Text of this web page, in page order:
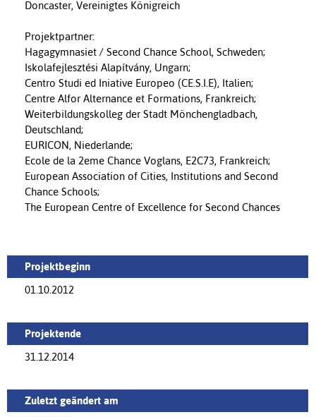
Doncaster, Vereinigtes Königreich
Projektpartner:
Hagagymnasiet / Second Chance School, Schweden;
Iskolafejlesztési Alapítvány, Ungarn;
Centro Studi ed Iniative Europeo (CE.S.I.E), Italien;
Centre Alfor Alternance et Formations, Frankreich;
Weiterbildungskolleg der Stadt Mönchengladbach,
Deutschland;
EURICON, Niederlande;
Ecole de la 2eme Chance Voglans, E2C73, Frankreich;
European Association of Cities, Institutions and Second
Chance Schools;
The European Centre of Excellence for Second Chances
Projektbeginn
01.10.2012
Projektende
31.12.2014
Zuletzt geändert am